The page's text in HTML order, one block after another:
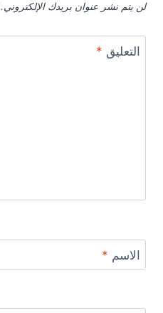
لن يتم نشر عنوان بريدك الإلكتروني.
التعليق *
الاسم *